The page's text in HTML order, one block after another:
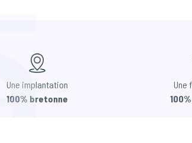
Une implantation
100% bretonne
Une